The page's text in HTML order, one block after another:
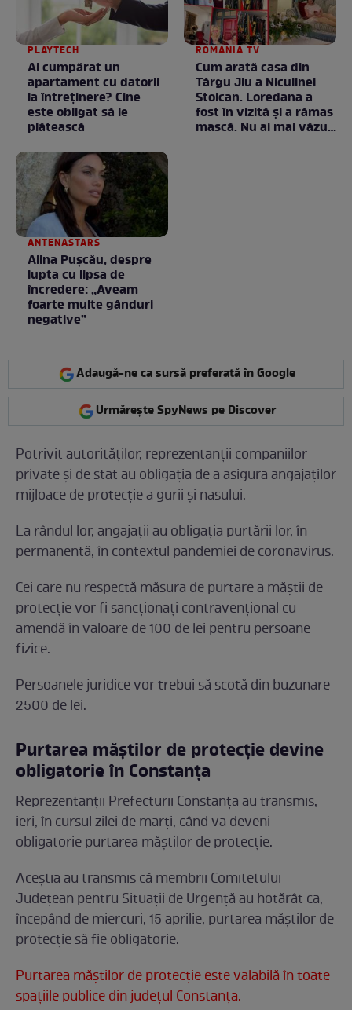
PLAYTECH
Ai cumpărat un
apartament cu datorii
la întreținere? Cine
este obligat să le
plătească
ROMANIA TV
Cum arată casa din
Târgu Jiu a Niculinei
Stoican. Loredana a
fost în vizită și a rămas
mască. Nu ai mai văzut
ANTENASTARS
Alina Pușcău, despre
lupta cu lipsa de
încredere: „Aveam
foarte multe gânduri
negative”
Adaugă-ne ca sursă preferată în Google
Urmărește SpyNews pe Discover
Potrivit autorităților, reprezentanții companiilor
private și de stat au obligația de a asigura angajaților
mijloace de protecție a gurii și nasului.
La rândul lor, angajații au obligația purtării lor, în
permanență, în contextul pandemiei de coronavirus.
Cei care nu respectă măsura de purtare a măștii de
protecție vor fi sancționați contravențional cu
amendă în valoare de 100 de lei pentru persoane
fizice.
Persoanele juridice vor trebui să scotă din buzunare
2500 de lei.
Purtarea măștilor de protecţie devine
obligatorie în Constanța
Reprezentanții Prefecturii Constanța au transmis,
ieri, în cursul zilei de marți, când va deveni
obligatorie purtarea măștilor de protecţie.
Aceștia au transmis că membrii Comitetului
Județean pentru Situații de Urgență au hotărât ca,
începând de miercuri, 15 aprilie, purtarea măștilor de
protecție să fie obligatorie.
Purtarea măștilor de protecţie este valabilă în toate
spațiile publice din județul Constanța.